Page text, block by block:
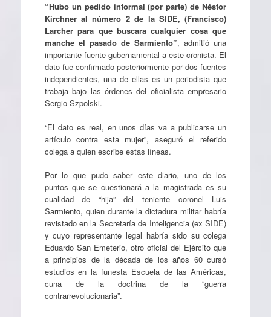
“Hubo un pedido informal (por parte) de Néstor
Kirchner al número 2 de la SIDE, (Francisco)
Larcher para que buscara cualquier cosa que
manche el pasado de Sarmiento”, admitió una
importante fuente gubernamental a este cronista. El
dato fue confirmado posteriormente por dos fuentes
independientes, una de ellas es un periodista que
trabaja bajo las órdenes del oficialista empresario
Sergio Szpolski.
“El dato es real, en unos días va a publicarse un
artículo contra esta mujer”, aseguró el referido
colega a quien escribe estas líneas.
Por lo que pudo saber este diario, uno de los
puntos que se cuestionará a la magistrada es su
cualidad de “hija” del teniente coronel Luis
Sarmiento, quien durante la dictadura militar habría
revistado en la Secretaría de Inteligencia (ex SIDE)
y cuyo representante legal habría sido su colega
Eduardo San Emeterio, otro oficial del Ejército que
a principios de la década de los años 60 cursó
estudios en la funesta Escuela de las Américas,
cuna de la doctrina de la “guerra
contrarrevolucionaria”.